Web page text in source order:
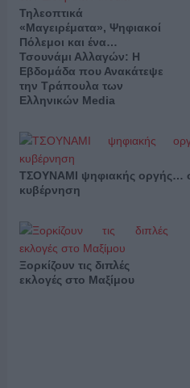
Τηλεοπτικά
«Μαγειρέματα», Ψηφιακοί
Πόλεμοι και ένα…
Τσουνάμι Αλλαγών: Η
Εβδομάδα που Ανακάτεψε
την Τράπουλα των
Ελληνικών Media
ΤΣΟΥΝΑΜΙ ψηφιακής οργής…
κυβέρνηση
Ξορκίζουν τις διπλές
εκλογές στο Μαξίμου